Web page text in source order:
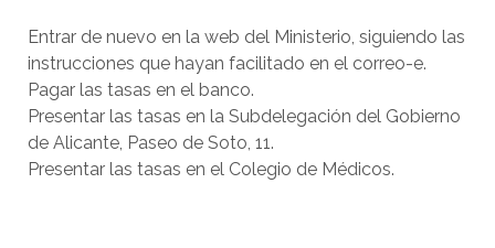
Entrar de nuevo en la web del Ministerio, siguiendo las
instrucciones que hayan facilitado en el correo-e.
Pagar las tasas en el banco.
Presentar las tasas en la Subdelegación del Gobierno
de Alicante, Paseo de Soto, 11.
Presentar las tasas en el Colegio de Médicos.